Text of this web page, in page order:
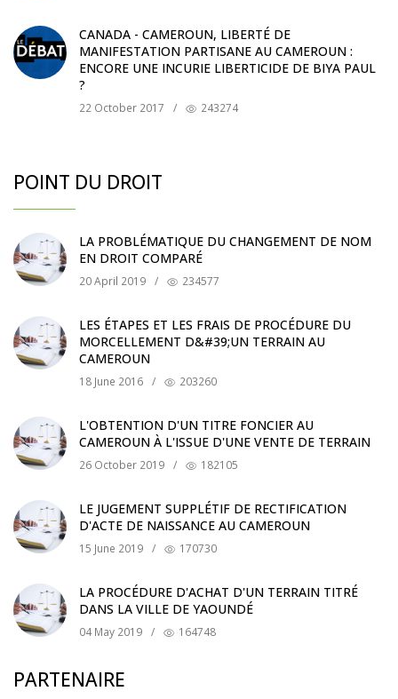
CANADA - CAMEROUN, LIBERTÉ DE
MANIFESTATION PARTISANE AU CAMEROUN :
ENCORE UNE INCURIE LIBERTICIDE DE BIYA PAUL
?
22 October 2017 / 243274
POINT DU DROIT
LA PROBLÉMATIQUE DU CHANGEMENT DE NOM
EN DROIT COMPARÉ
20 April 2019 / 234577
LES ÉTAPES ET LES FRAIS DE PROCÉDURE DU
MORCELLEMENT D&#39;UN TERRAIN AU
CAMEROUN
18 June 2016 / 203260
L'OBTENTION D'UN TITRE FONCIER AU
CAMEROUN À L'ISSUE D'UNE VENTE DE TERRAIN
26 October 2019 / 182105
LE JUGEMENT SUPPLÉTIF DE RECTIFICATION
D'ACTE DE NAISSANCE AU CAMEROUN
15 June 2019 / 170730
LA PROCÉDURE D'ACHAT D'UN TERRAIN TITRÉ
DANS LA VILLE DE YAOUNDÉ
04 May 2019 / 164748
PARTENAIRE